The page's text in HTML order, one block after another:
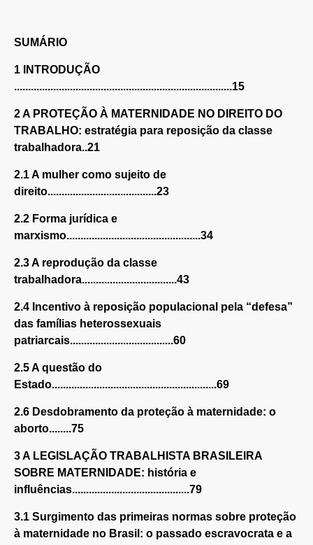
SUMÁRIO
1 INTRODUÇÃO
..............................................................................15
2 A PROTEÇÃO À MATERNIDADE NO DIREITO DO
TRABALHO: estratégia para reposição da classe
trabalhadora..21
2.1 A mulher como sujeito de
direito.......................................23
2.2 Forma jurídica e
marxismo................................................34
2.3 A reprodução da classe
trabalhadora..................................43
2.4 Incentivo à reposição populacional pela “defesa”
das famílias heterossexuais
patriarcais.....................................60
2.5 A questão do
Estado...........................................................69
2.6 Desdobramento da proteção à maternidade: o
aborto........75
3 A LEGISLAÇÃO TRABALHISTA BRASILEIRA
SOBRE MATERNIDADE: história e
influências..........................................79
3.1 Surgimento das primeiras normas sobre proteção
à maternidade no Brasil: o passado escravocrata e a